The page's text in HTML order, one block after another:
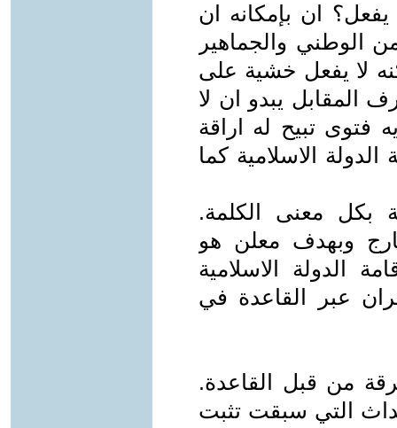
ان بإمكانه ان
الوطني والجماهير
لا يفعل خشية على
المقابل يبدو ان لا
فتوى تبيح له اراقة
الاسلامية كما
بكل معنى الكلمة.
وبهدف معلن هو
الدولة الاسلامية
عبر القاعدة في
من قبل القاعدة.
التي سبقت تثبت